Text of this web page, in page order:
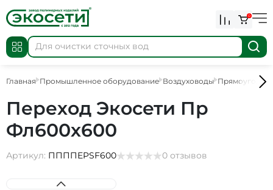
0
Главная Промышленное оборудование Воздуховоды
Переход Экосети Пр
Фл600х600
Артикул: ППППEPSF600 0 отзывов